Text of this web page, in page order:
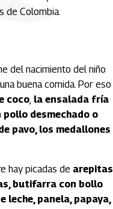
de Colombia.
del nacimiento del niño
buena comida. Por eso
coco, la ensalada fría
pollo desmechado o
pavo, los medallones
hay picadas de arepitas
butifarra con bollo
leche, panela, papaya,